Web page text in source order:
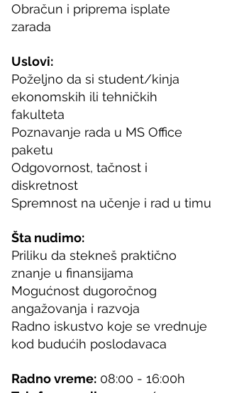
Obračun i priprema isplate
zarada
Uslovi:
Poželjno da si student/kinja
ekonomskih ili tehničkih
fakulteta
Poznavanje rada u MS Office
paketu
Odgovornost, tačnost i
diskretnost
Spremnost na učenje i rad u timu
Šta nudimo:
Priliku da stekneš praktično
znanje u finansijama
Mogućnost dugoročnog
angažovanja i razvoja
Radno iskustvo koje se vrednuje
kod budućih poslodavaca
Radno vreme: 08:00 - 16:00h